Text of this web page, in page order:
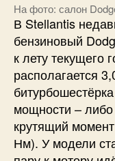
На фото: салон
В Stellantis
бензиновый
к лету текущего
располагается
мощности –
крутящий
Нм). У модели